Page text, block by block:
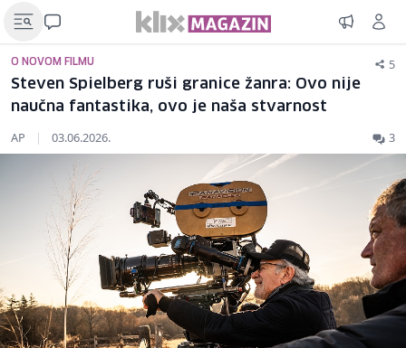
O NOVOM FILMU 5
Steven Spielberg ruši granice žanra: Ovo nije
naučna fantastika, ovo je naša stvarnost
AP | 03.06.2026. 3